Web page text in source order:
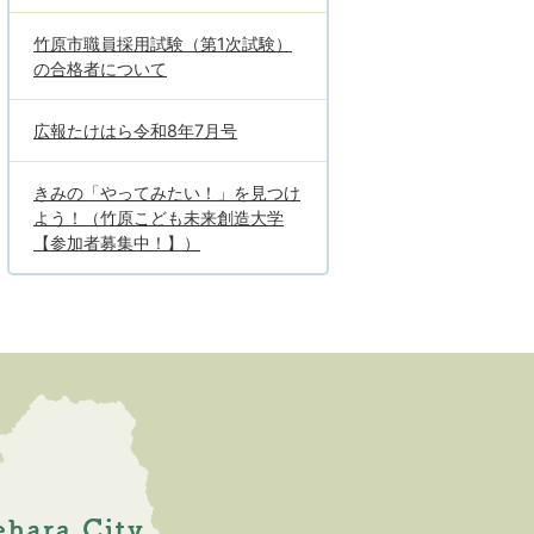
竹原市職員採用試験（第1次試験）
の合格者について
広報たけはら令和8年7月号
きみの「やってみたい！」を見つけ
よう！（竹原こども未来創造大学
【参加者募集中！】）